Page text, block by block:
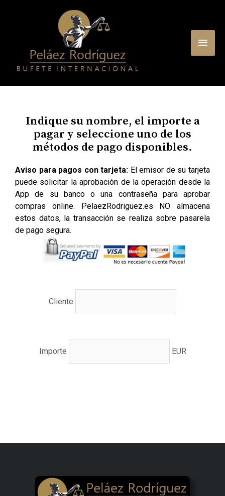
Indique su nombre, el importe a
pagar y seleccione uno de los
métodos de pago disponibles.
Aviso para pagos con tarjeta: El emisor de su tarjeta
puede solicitar la aprobación de la operación desde la
App de su banco o una contraseña para aprobar
compras online. PelaezRodriguez.es NO almacena
estos datos, la transacción se realiza sobre pasarela
de pago segura.
Cliente
Importe EUR